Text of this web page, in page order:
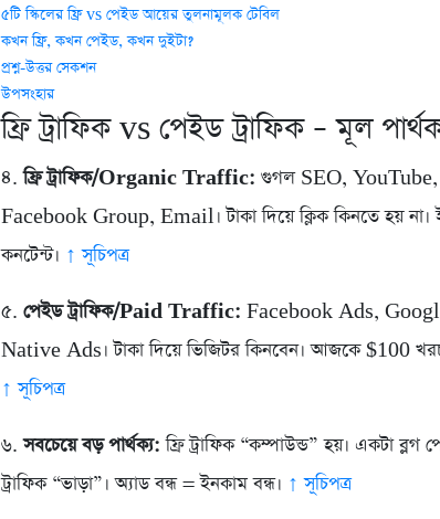
৫টি স্কিলের ফ্রি vs পেইড আয়ের তুলনামূলক টেবিল
কখন ফ্রি, কখন পেইড, কখন দুইটা?
প্রশ্ন-উত্তর সেকশন
উপসংহার
ফ্রি ট্রাফিক vs পেইড ট্রাফিক – মূল
৪.ফ্রি ট্রাফিক/Organic Traffic: গুগল SEO,
Facebook Group, Email। টাকা দিয়ে ক্লিক কিনতে হয় না।
কনটেন্ট। ↑ সূচিপত্র
৫.পেইড ট্রাফিক/Paid Traffic: Facebook Ads,
Native Ads। টাকা দিয়ে ভিজিটর কিনবেন। আজকে $100
↑ সূচিপত্র
৬.সবচেয়ে বড় পার্থক্য: ফ্রি ট্রাফিক “কম্পাউন্ড” হয়। একটা ব্লগ
ট্রাফিক “ভাড়া”। অ্যাড বন্ধ = ইনকাম বন্ধ। ↑ সূচিপত্র